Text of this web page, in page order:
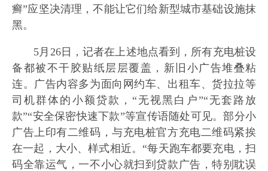
癣”应坚决清理，不能让它们给新型城市基础设施抹
黑。
5月26日，记者在上述地点看到，所有充电桩设
备都被不干胶贴纸层层覆盖，新旧小广告堆叠粘
连。广告内容多为面向网约车、出租车、货拉拉等
司机群体的小额贷款，“无视黑白户”“无套路放
款”“安全保密快速下款”等宣传语随处可见。部分小
广告上印有二维码，与充电桩官方充电二维码紧挨
在一起，大小、样式相近。“每天跑车都要充电，扫
码全靠运气，一不小心就扫到贷款广告，特别耽误